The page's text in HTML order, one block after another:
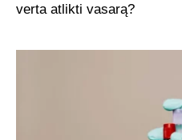
verta atlikti vasarą?